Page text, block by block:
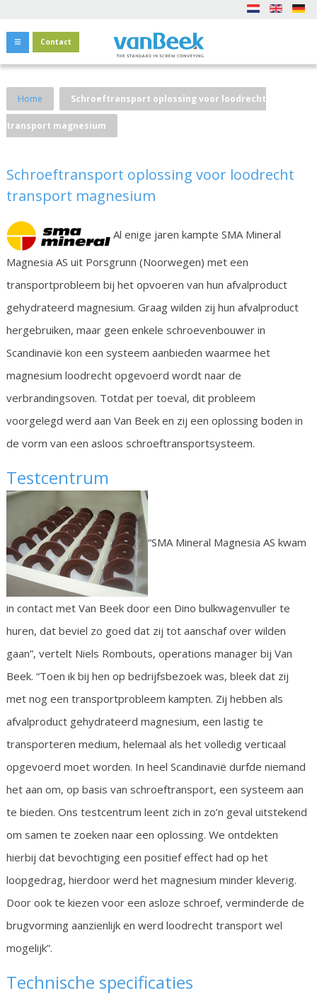
Contact
Home Schroeftransport oplossing voor loodrecht
transport magnesium
Schroeftransport oplossing voor loodrecht
transport magnesium
Al enige jaren kampte SMA Mineral
Magnesia AS uit Porsgrunn (Noorwegen) met een
transportprobleem bij het opvoeren van hun afvalproduct
gehydrateerd magnesium. Graag wilden zij hun afvalproduct
hergebruiken, maar geen enkele schroevenbouwer in
Scandinavië kon een systeem aanbieden waarmee het
magnesium loodrecht opgevoerd wordt naar de
verbrandingsoven. Totdat per toeval, dit probleem
voorgelegd werd aan Van Beek en zij een oplossing boden in
de vorm van een asloos schroeftransportsysteem.
Testcentrum
“SMA Mineral Magnesia AS kwam
in contact met Van Beek door een Dino bulkwagenvuller te
huren, dat beviel zo goed dat zij tot aanschaf over wilden
gaan”, vertelt Niels Rombouts, operations manager bij Van
Beek. “Toen ik bij hen op bedrijfsbezoek was, bleek dat zij
met nog een transportprobleem kampten. Zij hebben als
afvalproduct gehydrateerd magnesium, een lastig te
transporteren medium, helemaal als het volledig verticaal
opgevoerd moet worden. In heel Scandinavië durfde niemand
het aan om, op basis van schroeftransport, een systeem aan
te bieden. Ons testcentrum leent zich in zo’n geval uitstekend
om samen te zoeken naar een oplossing. We ontdekten
hierbij dat bevochtiging een positief effect had op het
loopgedrag, hierdoor werd het magnesium minder kleverig.
Door ook te kiezen voor een asloze schroef, verminderde de
brugvorming aanzienlijk en werd loodrecht transport wel
mogelijk”.
Technische specificaties